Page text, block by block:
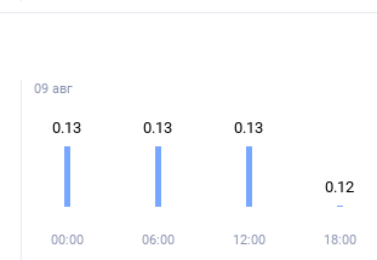
09 авг
0.13
00:00
0.13
06:00
0.13
12:00
0.12
18:00